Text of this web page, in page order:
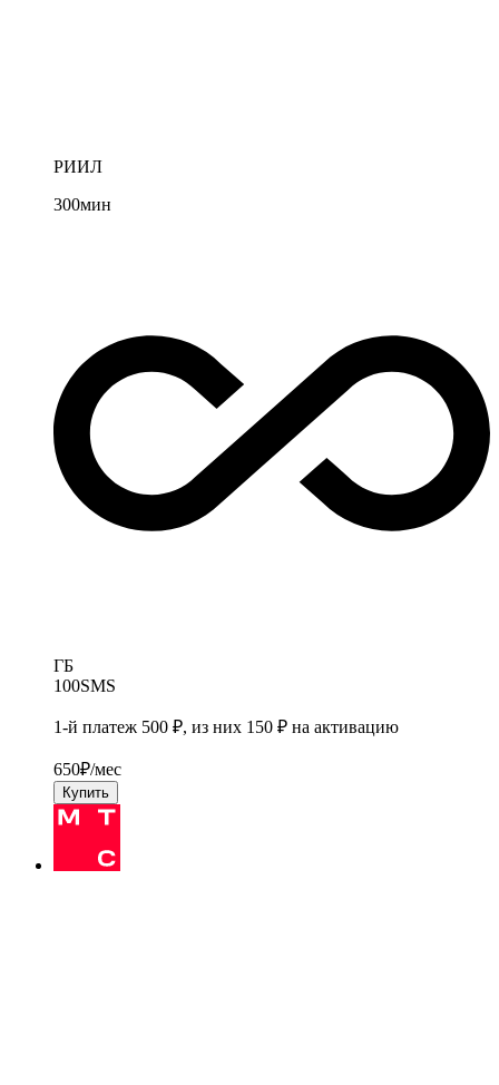
РИИЛ
300мин
ГБ
100SMS
1-й платеж 500 ₽, из них 150 ₽ на активацию
650₽/мес
Купить